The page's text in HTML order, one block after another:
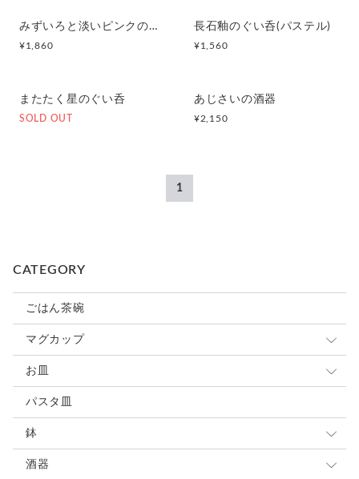
みずいろと淡いピンクの平杯
¥1,860
長石釉のぐい呑(パステル)
¥1,560
またたく星のぐい呑
SOLD OUT
あじさいの酒器
¥2,150
1
CATEGORY
ごはん茶碗
マグカップ
小さめマグ
大きめマグ
スープカップ
お皿
豆皿
取り皿 ケーキ皿
パスタ皿
鉢
大鉢
酒器